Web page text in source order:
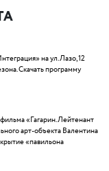
на ул. Лазо, 12
Скачать программу
«Гагарин. Лейтенант
арт-объекта Валентина
«павильона